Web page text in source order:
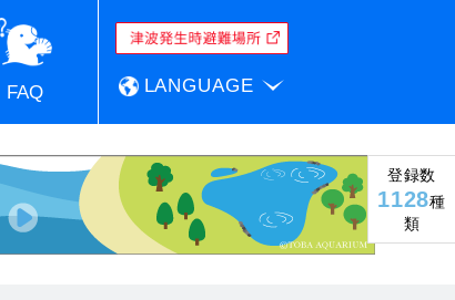
FAQ LANGUAGE
登録数
1128種
類